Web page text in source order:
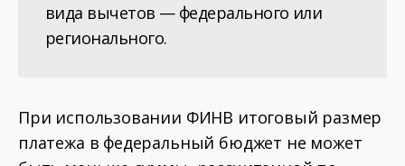
вида вычетов — федерального или
регионального.
При использовании ФИНВ итоговый размер
платежа в федеральный бюджет не может